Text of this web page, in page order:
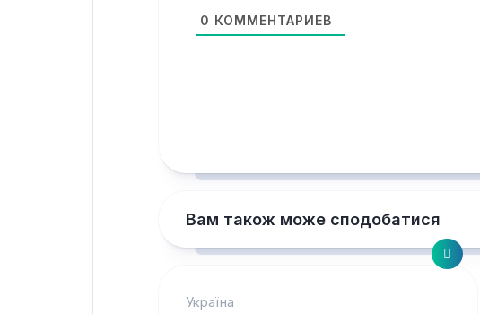
0 КОММЕНТАРИЕВ
Вам також може сподобатися
Україна